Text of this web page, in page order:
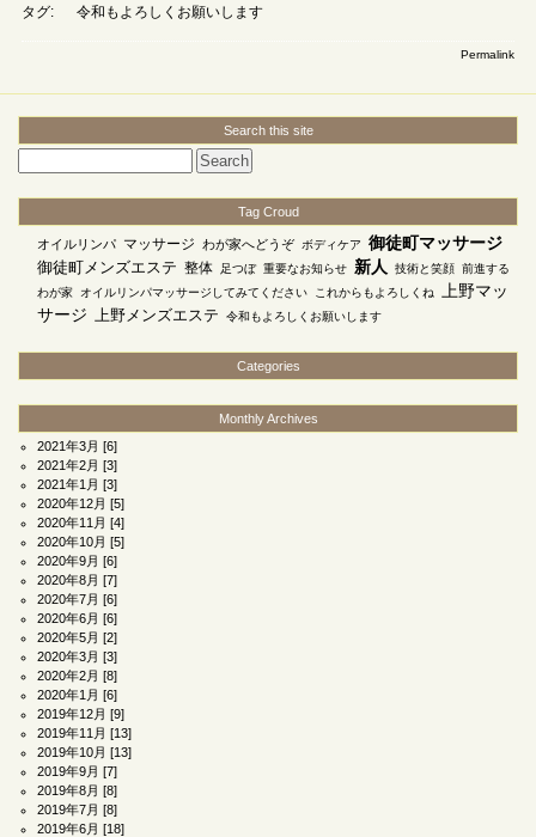
タグ:
令和もよろしくお願いします
Permalink
Search this site
Tag Croud
オイルリンパ マッサージ わが家へどうぞ ボディケア
御徒町マッサージ
御徒町メンズエステ 整体 足つぼ 重要なお知らせ 新人 技術と笑顔 前進する
わが家
オイルリンパマッサージしてみてください これからもよろしくね
上野マッ
サージ 上野メンズエステ 令和もよろしくお願いします
Categories
Monthly Archives
2021年3月 [6]
2021年2月 [3]
2021年1月 [3]
2020年12月 [5]
2020年11月 [4]
2020年10月 [5]
2020年9月 [6]
2020年8月 [7]
2020年7月 [6]
2020年6月 [6]
2020年5月 [2]
2020年3月 [3]
2020年2月 [8]
2020年1月 [6]
2019年12月 [9]
2019年11月 [13]
2019年10月 [13]
2019年9月 [7]
2019年8月 [8]
2019年7月 [8]
2019年6月 [18]